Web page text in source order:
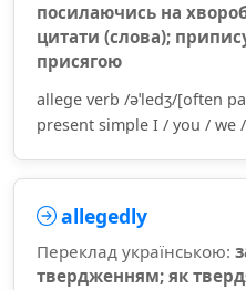
посилаючись на
цитати (слова);
присягою
allege verb /əˈledʒ/[often
present simple I / you / we /
allegedly
Переклад українською:
твердженням; як